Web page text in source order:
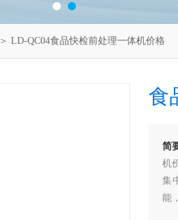
＞ LD-QC04食品快检前处理一体机价格
食
简
机
集
能